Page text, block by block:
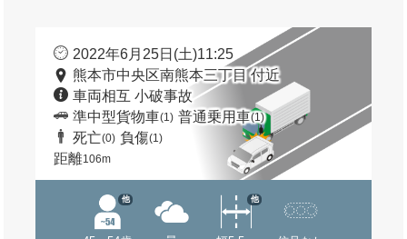
2022年6月25日(土)11:25
熊本市中央区南熊本三丁目 付近
車両相互 小破事故
準中型貨物車(1) 普通乗用車(1)
死亡(0) 負傷(1)
距離106m
他 他